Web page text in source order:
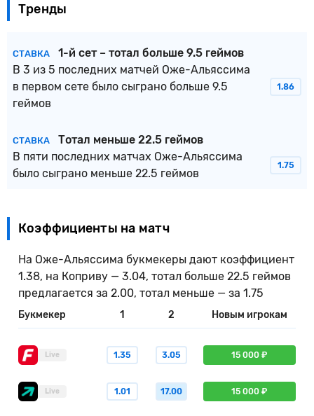
Тренды
СТАВКА
1-й сет – тотал больше 9.5 геймов
В 3 из 5 последних матчей Оже-Альяссима
в первом сете было сыграно больше 9.5
геймов
1.86
СТАВКА
Тотал меньше 22.5 геймов
В пяти последних матчах Оже-Альяссима
было сыграно меньше 22.5 геймов
1.75
Коэффициенты на матч
На Оже-Альяссима букмекеры дают коэффициент
1.38, на Коприву — 3.04, тотал больше 22.5 геймов
предлагается за 2.00, тотал меньше — за 1.75
Букмекер 1 2 Новым игрокам
Live 1.35 3.05 15 000 ₽
Live 1.01 17.00 15 000 ₽